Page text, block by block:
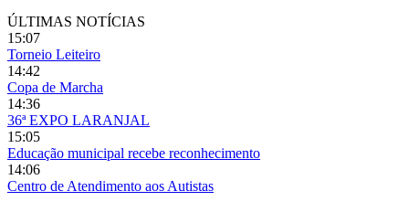
ÚLTIMAS NOTÍCIAS
15:07
Torneio Leiteiro
14:42
Copa de Marcha
14:36
36ª EXPO LARANJAL
15:05
Educação municipal recebe reconhecimento
14:06
Centro de Atendimento aos Autistas